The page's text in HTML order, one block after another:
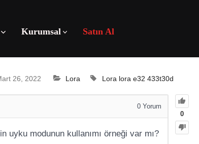
Kurumsal Satın Al
26, 2022 Lora Lora lora e32 433t30d
0
0 Yorum
uyku modunun kullanımı örneği var mı?